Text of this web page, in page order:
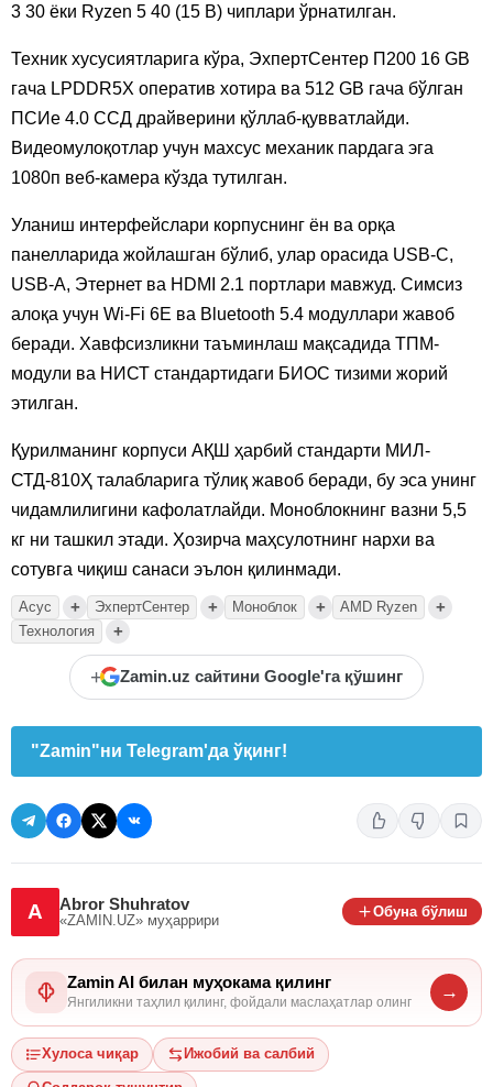
3 30 ёки Ryzen 5 40 (15 В) чиплари ўрнатилган.
Техник хусусиятларига кўра, ЭхпертСентер П200 16 GB
гача LPDDR5Х оператив хотира ва 512 GB гача бўлган
ПСИе 4.0 ССД драйверини қўллаб-қувватлайди.
Видеомулоқотлар учун махсус механик пардага эга
1080п веб-камера кўзда тутилган.
Уланиш интерфейслари корпуснинг ён ва орқа
панелларида жойлашган бўлиб, улар орасида USB-C,
USB-А, Этернет ва HDMI 2.1 портлари мавжуд. Симсиз
алоқа учун Wi-Fi 6E ва Bluetooth 5.4 модуллари жавоб
беради. Хавфсизликни таъминлаш мақсадида ТПМ-
модули ва НИСТ стандартидаги БИОС тизими жорий
этилган.
Қурилманинг корпуси АҚШ ҳарбий стандарти МИЛ-
СТД-810Ҳ талабларига тўлиқ жавоб беради, бу эса унинг
чидамлилигини кафолатлайди. Моноблокнинг вазни 5,5
кг ни ташкил этади. Ҳозирча маҳсулотнинг нархи ва
сотувга чиқиш санаси эълон қилинмади.
Асус + ЭхпертСентер + Моноблок + AMD Ryzen +
Технология +
+ Zamin.uz сайтини Google'га қўшинг
"Zamin"ни Telegram'да ўқинг!
A Abror Shuhratov
«ZAMIN.UZ» муҳаррири
Обуна бўлиш
Zamin AI билан муҳокама қилинг
Янгиликни таҳлил қилинг, фойдали маслаҳатлар олинг
→
Хулоса чиқар Ижобий ва салбий